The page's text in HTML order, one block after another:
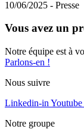
10/06/2025 - Presse
Vous avez un
Notre équipe est à
Parlons-en !
Nous suivre
Linkedin-in Youtube
Notre groupe